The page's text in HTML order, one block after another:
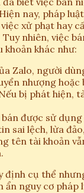
nay, pháp
xử phạt hay
nhiên, việc
khoản khác như:
Zalo, người
nhượng hoặc
bị phát hiện,
được sử
sai lệch, lừa
tên tài khoản
định cụ thể
ẩn nguy cơ pháp